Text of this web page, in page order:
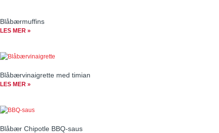
Blåbærmuffins
LES MER »
Blåbærvinaigrette med timian
LES MER »
Blåbær Chipotle BBQ-saus